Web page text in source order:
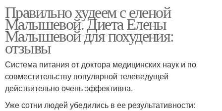
Правильно худеем с еленой
Малышевой. Диета Елены
Малышевой для похудения:
отзывы
Система питания от доктора медицинских наук и по
совместительству популярной телеведущей
действительно очень эффективна.
Уже сотни людей убедились в ее результативности: